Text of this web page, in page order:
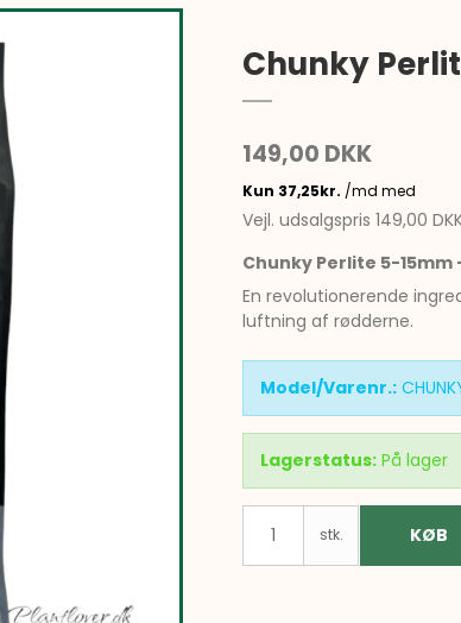
Chunky
149,00 DKK
Vejl. udsalgspris 149,00
Chunky Perlite 5-15mm
En revolutionerende
luftning af rødderne.
Model/Varenr.:
Lagerstatus: På lager
stk. KØB